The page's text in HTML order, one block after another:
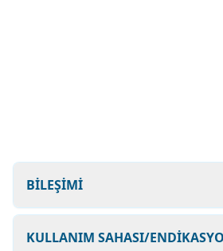
BİLEŞİMİ
KULLANIM SAHASI/